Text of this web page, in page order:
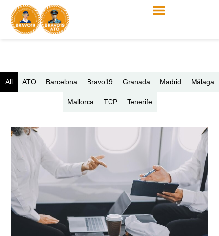
All ATO Barcelona Bravo19 Granada Madrid Málaga
Mallorca TCP Tenerife